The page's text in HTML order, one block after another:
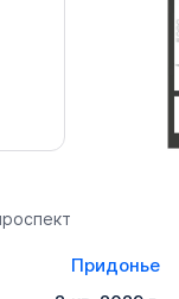
Придонье